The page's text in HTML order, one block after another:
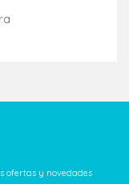
ofertas y novedades